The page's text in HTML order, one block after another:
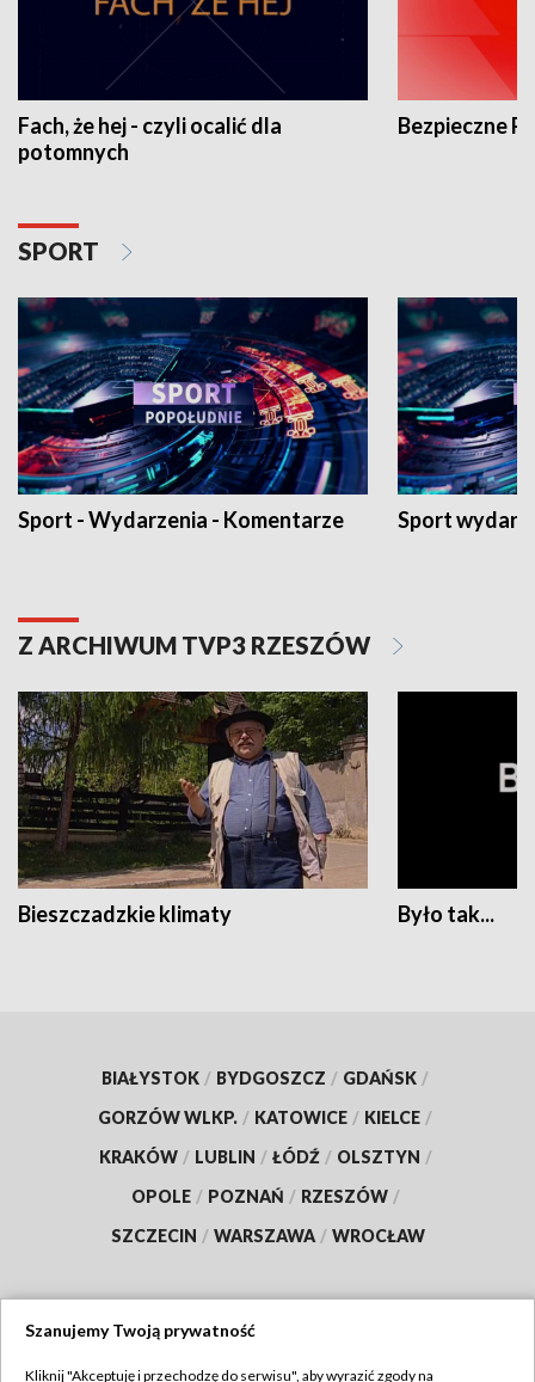
Fach, że hej - czyli ocalić dla
potomnych
Bezpieczne
SPORT
Sport - Wydarzenia - Komentarze Sport
Z ARCHIWUM TVP3 RZESZÓW
Bieszczadzkie klimaty Było tak...
BIAŁYSTOK / BYDGOSZCZ / GDAŃSK /
GORZÓW WLKP. / KATOWICE / KIELCE /
KRAKÓW / LUBLIN / ŁÓDŹ / OLSZTYN /
OPOLE / POZNAŃ / RZESZÓW /
SZCZECIN / WARSZAWA / WROCŁAW
Szanujemy Twoją prywatność
Kliknij "Akceptuję i przechodzę do serwisu", aby wyrazić zgody na